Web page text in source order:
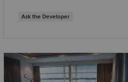
Ask the Developer